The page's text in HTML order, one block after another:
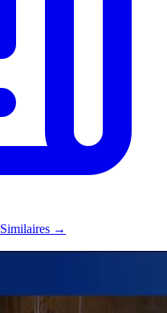
Similaires →